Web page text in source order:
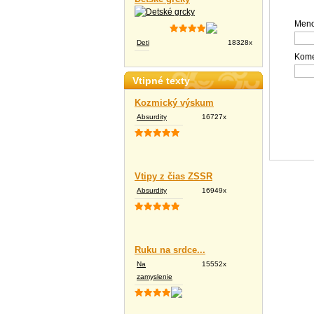
Deti 18328x
Vtipné texty
Kozmický výskum
Absurdity 16727x
Vtipy z čias ZSSR
Absurdity 16949x
Ruku na srdce...
Na
zamyslenie
15552x